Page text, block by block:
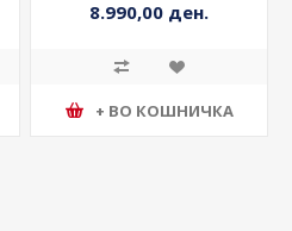
8.990,00 ден.
+ ВО КОШНИЧКА